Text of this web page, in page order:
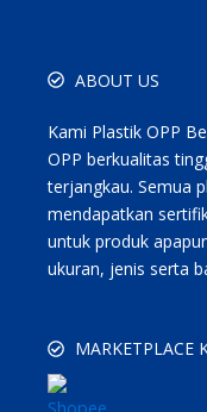
ABOUT US
Kami Plastik OPP
OPP berkualitas
terjangkau. Semua
mendapatkan
untuk produk
ukuran, jenis serta
MARKETPLACE